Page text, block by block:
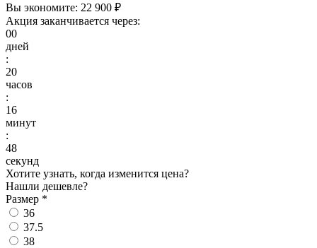
Вы экономите: 22 900 ₽
Акция заканчивается через:
00
дней
:
20
часов
:
16
минут
:
48
секунд
Хотите узнать, когда изменится цена?
Нашли дешевле?
Размер *
36
37.5
38